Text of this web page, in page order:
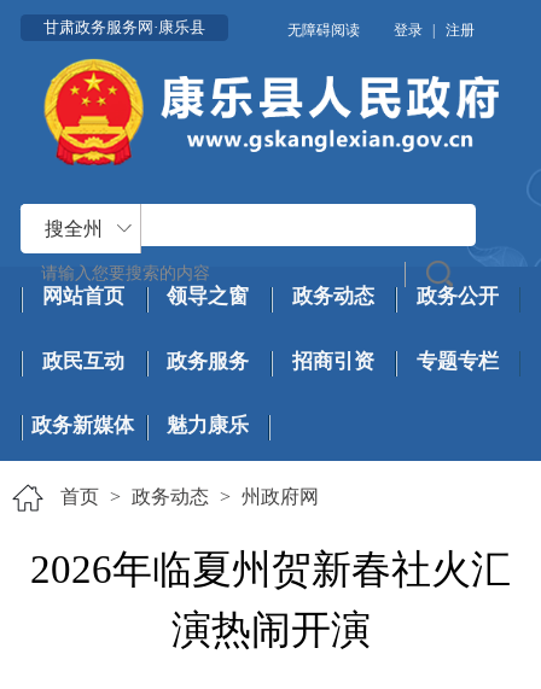
甘肃政务服务网·康乐县 无障碍阅读 登录 | 注册
搜全州
网站首页 领导之窗 政务动态 政务公开
政民互动 政务服务 招商引资 专题专栏
政务新媒体 魅力康乐
首页 > 政务动态 > 州政府网
2026年临夏州贺新春社火汇
演热闹开演